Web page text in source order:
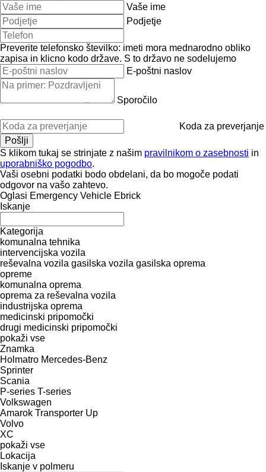
Vaše ime
Podjetje
Preverite telefonsko številko: imeti mora mednarodno obliko
zapisa in klicno kodo države. S to državo ne sodelujemo
E-poštni naslov
Sporočilo
Koda za preverjanje
S klikom tukaj se strinjate z našim pravilnikom o zasebnosti in
uporabniško pogodbo.
Vaši osebni podatki bodo obdelani, da bo mogoče podati
odgovor na vašo zahtevo.
Oglasi Emergency Vehicle Ebrick
Iskanje
Kategorija
komunalna tehnika
intervencijska vozila
reševalna vozila gasilska vozila gasilska oprema
opreme
komunalna oprema
oprema za reševalna vozila
industrijska oprema
medicinski pripomočki
drugi medicinski pripomočki
pokaži vse
Znamka
Holmatro Mercedes-Benz
Sprinter
Scania
P-series T-series
Volkswagen
Amarok Transporter Up
Volvo
XC
pokaži vse
Lokacija
Iskanje v polmeru